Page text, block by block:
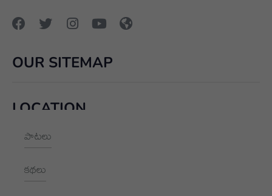
OUR SITEMAP
పాటలు
కథలు
LOCATION
+91 9989928562
hello@aksharayan.com